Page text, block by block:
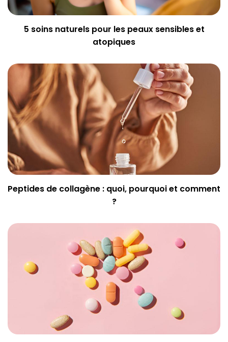
5 soins naturels pour les peaux sensibles et
atopiques
Peptides de collagène : quoi, pourquoi et comment
?